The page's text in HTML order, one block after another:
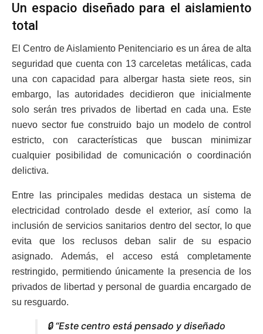
Un espacio diseñado para el aislamiento
total
El Centro de Aislamiento Penitenciario es un área de alta
seguridad que cuenta con 13 carceletas metálicas, cada
una con capacidad para albergar hasta siete reos, sin
embargo, las autoridades decidieron que inicialmente
solo serán tres privados de libertad en cada una. Este
nuevo sector fue construido bajo un modelo de control
estricto, con características que buscan minimizar
cualquier posibilidad de comunicación o coordinación
delictiva.
Entre las principales medidas destaca un sistema de
electricidad controlado desde el exterior, así como la
inclusión de servicios sanitarios dentro del sector, lo que
evita que los reclusos deban salir de su espacio
asignado. Además, el acceso está completamente
restringido, permitiendo únicamente la presencia de los
privados de libertad y personal de guardia encargado de
su resguardo.
🔒 “Este centro está pensado y diseñado